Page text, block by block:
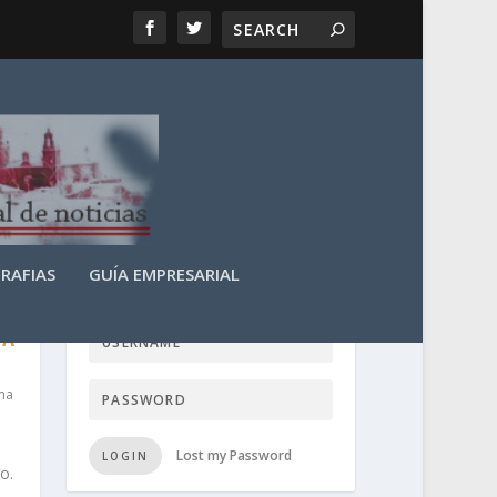
GUÍA EMPRESARIAL
LOGIN USER TTN
LOGIN Lost my Password